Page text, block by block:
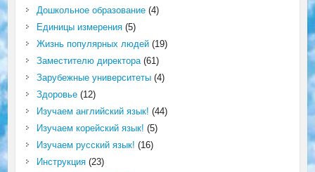
Дошкольное образование(4)
Единицы измерения(5)
Жизнь популярных людей(19)
Заместителю директора(61)
Зарубежные университеты(4)
Здоровье(12)
Изучаем английский язык! (44)
Изучаем корейский язык! (5)
Изучаем русский язык! (16)
Инструкция(23)